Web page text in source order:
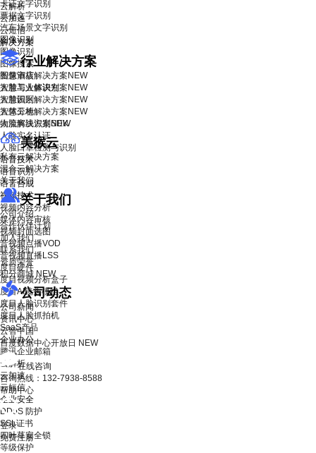
云解析
云加速
云短信
解决方案
行业解决方案
智慧酒店解决方案 NEW
智慧工业解决方案 NEW
智慧园区解决方案 NEW
智慧工地解决方案 NEW
物流解决方案NEW
美猴云
私有云解决方案
混合云解决方案
关于我们
关于我们
公司介绍
合作伙伴计划
加入我们
联系我们
资质荣誉
积分商城 NEW
公司动态
公司新闻
资讯中心
云智中国
百度数据中心开放日 NEW
在线咨询
咨询热线：132-7938-8588
帮助中心
登录
免费注册
卡证文字识别
票据文字识别
汽车场景文字识别
图像识别
图像识别
图像搜索
图像审核
人脸与人体识别
人脸识别
人体分析
人脸离线识别SDK
人脸实名认证
人脸口罩检测与识别
语音技术
语音识别
语音合成
视频技术
视频内容分析
媒体内容审核
视频封面选图
音视频点播VOD
音视频直播LSS
度目硬件
度目视频分析盒子
度目AI镜头模组
度目人脸识别套件
度目人脸抓拍机
SaaS产品
企业办公
腾讯企业邮箱
云解析
云加速
云短信
企业安全
DDoS 防护
SSL证书
四叶草安全锁
等级保护